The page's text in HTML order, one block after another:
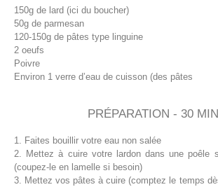
150g de lard (ici du boucher)
50g de parmesan
120-150g de pâtes type linguine
2 oeufs
Poivre
Environ 1 verre d’eau de cuisson (des pâtes
PRÉPARATION - 30
1. Faites bouillir votre eau non salée
2. Mettez à cuire votre lardon dans une poêle
(coupez-le en lamelle si besoin)
3. Mettez vos pâtes à cuire (comptez le temps